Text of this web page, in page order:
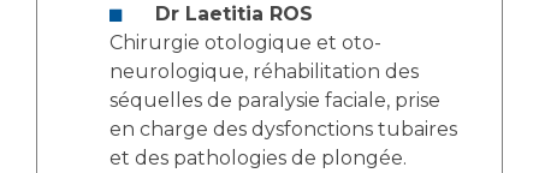
Protection des données
Sécurité
Dr Laetitia ROS
Chirurgie otologique et oto-
neurologique, réhabilitation des
séquelles de paralysie faciale, prise
en charge des dysfonctions tubaires
et des pathologies de plongée.